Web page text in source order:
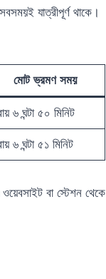
যাত্রীপূর্ণ থাকে।
মোট ভ্রমণ সময়
৬ ঘন্টা ৫০ মিনিট
৬ ঘন্টা ৫১ মিনিট
বা স্টেশন থেকে